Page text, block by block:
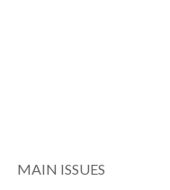
MAIN ISSUES